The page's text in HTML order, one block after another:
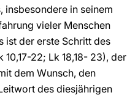
insbesondere in seinem
vieler Menschen
ist der erste Schritt des
22; Lk 18,18- 23), der
dem Wunsch, den
des diesjährigen